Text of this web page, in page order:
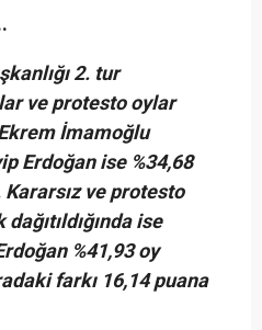
2. tur
ve protesto oylar
İmamoğlu
Erdoğan ise %34,68
Kararsız ve protesto
ise
%41,93 oy
farkı 16,14 puana